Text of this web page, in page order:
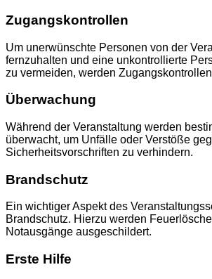
Zugangskontrollen
Um unerwünschte Personen von der
fernzuhalten und eine unkontrollierte
zu vermeiden, werden
Überwachung
Während der Veranstaltung werden
überwacht, um Unfälle oder Verstöße
Sicherheitsvorschriften zu verhindern.
Brandschutz
Ein wichtiger Aspekt des
Brandschutz. Hierzu werden
Notausgänge ausgeschildert.
Erste Hilfe